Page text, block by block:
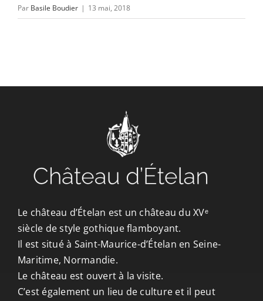
Par Basile Boudier | 13 mai, 2018
Le château d’Ételan est un château du XVᵉ
siècle de style gothique flamboyant.
Il est situé à Saint-Maurice-d’Ételan en Seine-
Maritime, Normandie.
Le château est ouvert à la visite.
C’est également un lieu de culture et il peut